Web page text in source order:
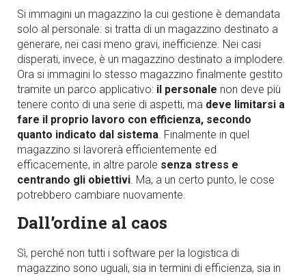
Si immagini un magazzino la cui gestione è demandata
solo al personale: si tratta di un magazzino destinato a
generare, nei casi meno gravi, inefficienze. Nei casi
disperati, invece, è un magazzino destinato a implodere.
Ora si immagini lo stesso magazzino finalmente gestito
tramite un parco applicativo: il personale non deve più
tenere conto di una serie di aspetti, ma deve limitarsi a
fare il proprio lavoro con efficienza, secondo
quanto indicato dal sistema. Finalmente in quel
magazzino si lavorerà efficientemente ed
efficacemente, in altre parole senza stress e
centrando gli obiettivi. Ma, a un certo punto, le cose
potrebbero cambiare nuovamente.
Dall’ordine al caos
Sì, perché non tutti i software per la logistica di
magazzino sono uguali, sia in termini di efficienza, sia in